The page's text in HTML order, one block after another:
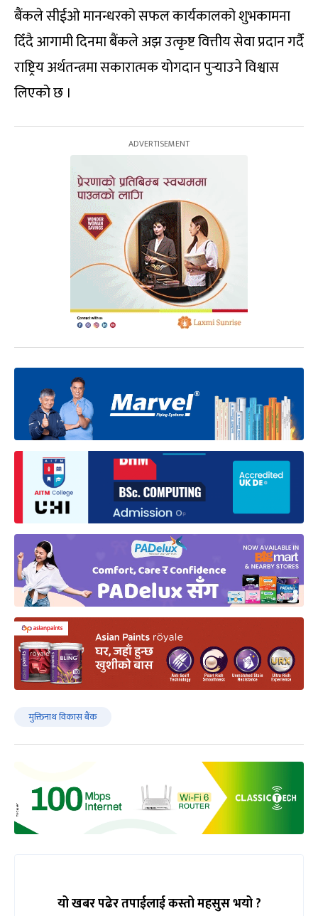
बैंकले सीईओ मानन्धरको सफल कार्यकालको शुभकामना
दिँदै आगामी दिनमा बैंकले अझ उत्कृष्ट वित्तीय सेवा प्रदान गर्दै
राष्ट्रिय अर्थतन्त्रमा सकारात्मक योगदान पुर्‍याउने विश्वास
लिएको छ ।
मुक्तिनाथ विकास बैंक
यो खबर पढेर तपाईलाई कस्तो महसुस भयो ?